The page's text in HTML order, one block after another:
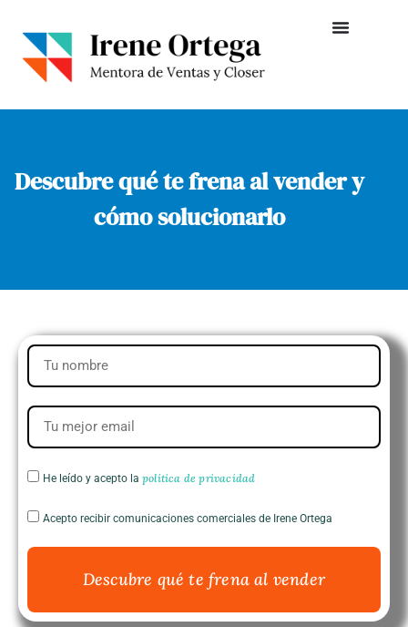
Descubre qué te frena al vender y
cómo solucionarlo
He leído y acepto la política de privacidad
Acepto recibir comunicaciones comerciales de Irene Ortega
Descubre qué te frena al vender